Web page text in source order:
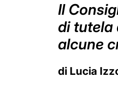
Il
di tutela
alcune
di Lucia